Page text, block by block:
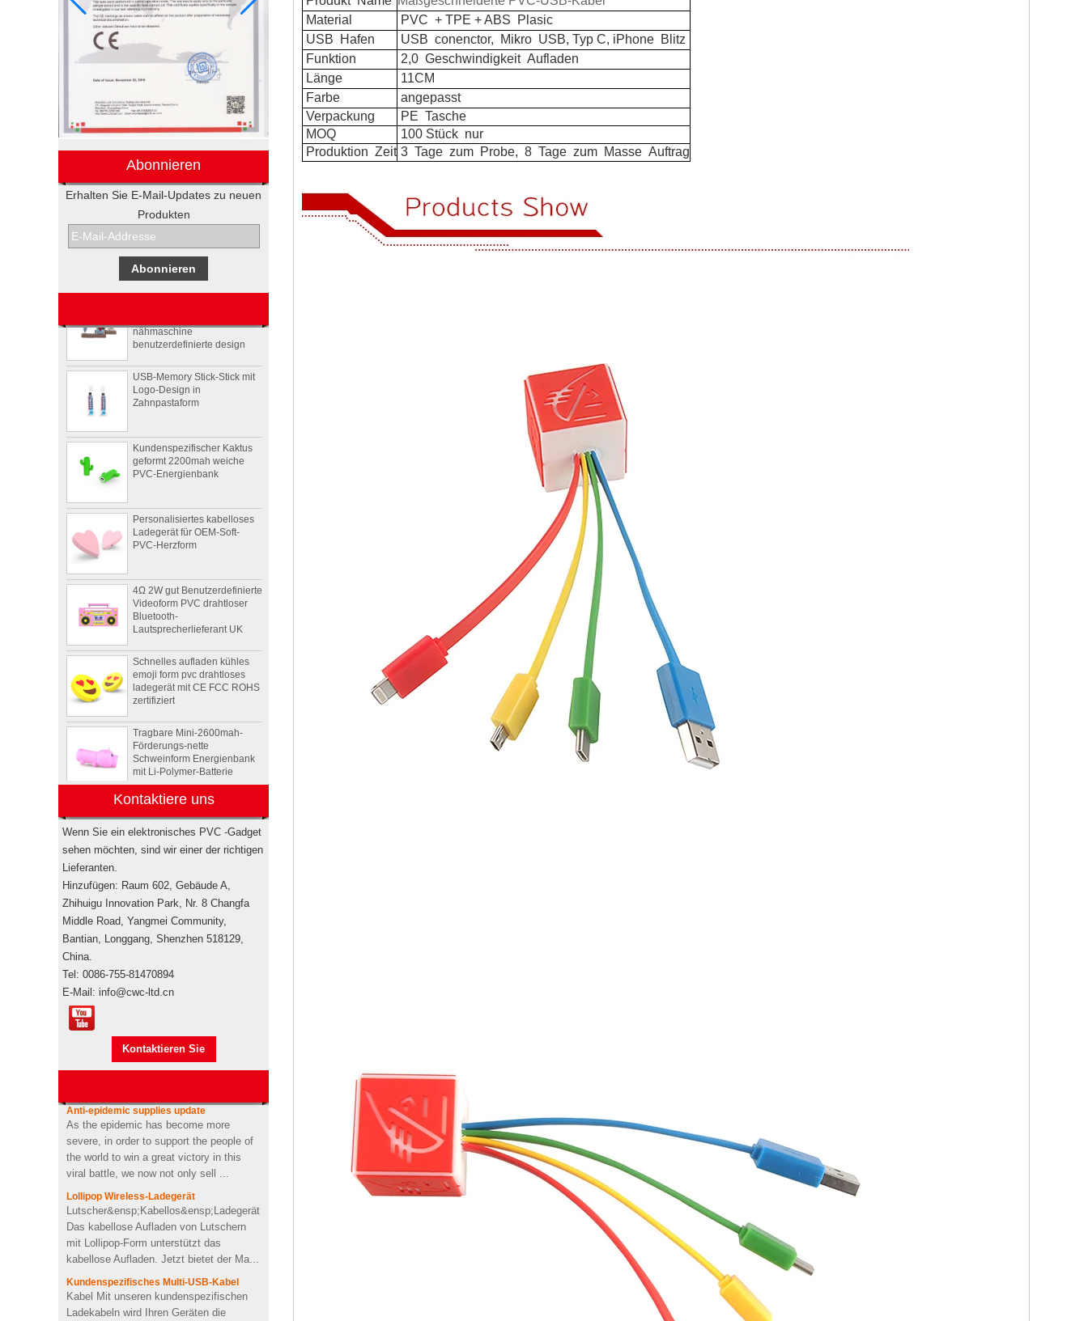
Abonnieren
Erhalten Sie E-Mail-Updates zu neuen
Produkten
Elektronische
Werbegeschenkboxen von
Pepsi
benutzerdefinierte design
Logo-Design in
Zahnpastaform
geformt 2200mah weiche
PVC-Energienbank
Ladegerät für OEM-Soft-
PVC-Herzform
Videoform PVC drahtloser
Bluetooth-
Lautsprecherlieferant UK
emoji form pvc drahtloses
ladegerät mit CE FCC ROHS
zertifiziert
Förderungs-nette
Schweinform Energienbank
mit Li-Polymer-Batterie
Tier Schildkröte Form OEM
PVC 4 GB 8 GB 16 GB USB
Drahtlose bluetooth
kundenspezifischen
Rockstar-
Energiegetränkflasche
Minilautsprecher USA
Elektronische
Pepsi
nähmaschine
benutzerdefinierte design
Zahnpastaform
Kundenspezifischer Kaktus
geformt 2200mah weiche
PVC-Energienbank
Personalisiertes kabelloses
Ladegerät für OEM-Soft-
PVC-Herzform
4Ω 2W gut Benutzerdefinierte
Videoform PVC drahtloser
Kontaktiere uns
Wenn Sie ein elektronisches PVC -Gadget
sehen möchten, sind wir einer der richtigen
Lieferanten.
Hinzufügen: Raum 602, Gebäude A,
Zhihuigu Innovation Park, Nr. 8 Changfa
Middle Road, Yangmei Community,
Bantian, Longgang, Shenzhen 518129,
China.
Tel: 0086-755-81470894
E-Mail: info@cwc-ltd.cn
Kontaktieren Sie
Markenautorisierung
Markenautorisierung Werbeartikel sind
Markenprodukte, wenn sie den
Seetransport für den Import
übernehmen"s durch Ihre eigene
Spedition oder unsere,...
As the epidemic has become more
severe, in order to support the people of
the world to win a great victory in this
viral battle, we now not only sell ...
Lollipop Wireless-Ladegerät
Lutscher&ensp;Kabellos&ensp;Ladegerät
Das kabellose Aufladen von Lutschern
mit Lollipop-Form unterstützt das
kabellose Aufladen. Jetzt bietet der Ma...
Kundenspezifisches Multi-USB-Kabel
Kabel Mit unseren kundenspezifischen
Ladekabeln wird Ihren Geräten die
Batterie ausgehen, da unsere Kabel
Material
PVC + TPE + ABS Plasic
USB Hafen USB conenctor, Mikro USB, Typ C, iPhone Blitz
Funktion
2,0 GeschwindigkeitAufladen
Länge
11CM
Farbe
angepasst
Verpackung
PE Tasche
MOQ
100 Stück nur
Produktion Zeit 3 Tage zum Probe, 8 Tage zum Masse Auftrag